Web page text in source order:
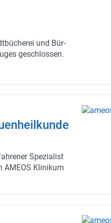
und Bür­
ge­schlos­sen.
Spe­zia­list
AMEOS Kli­ni­kum